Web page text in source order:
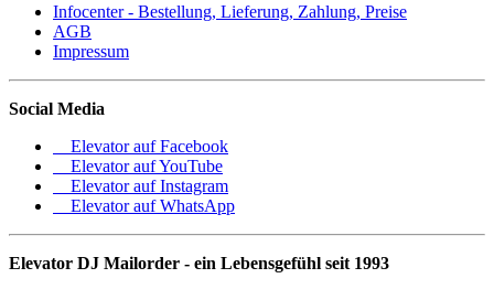
Infocenter - Bestellung, Lieferung, Zahlung, Preise
AGB
Impressum
Social Media
Elevator auf Facebook
Elevator auf YouTube
Elevator auf Instagram
Elevator auf WhatsApp
Elevator DJ Mailorder - ein Lebensgefühl seit 1993